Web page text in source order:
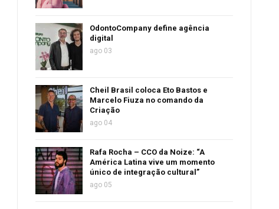
OdontoCompany define agência
digital
ago 03
Cheil Brasil coloca Eto Bastos e
Marcelo Fiuza no comando da
Criação
ago 04
Rafa Rocha – CCO da Noize: “A
América Latina vive um momento
único de integração cultural”
ago 05